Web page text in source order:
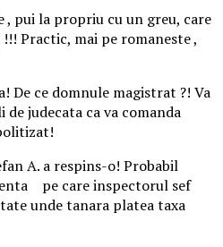
, pui la propriu cu un greu, care
Practic, mai pe romaneste ,
De ce domnule magistrat ?! Va
judecata ca va comanda
A. a respins-o! Probabil
pe care inspectorul sef
unde tanara platea taxa